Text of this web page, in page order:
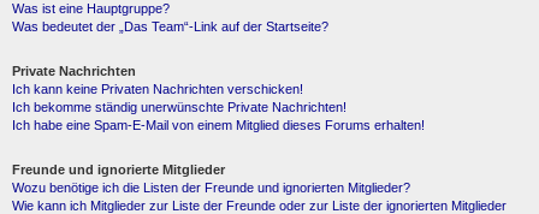
Was ist eine Hauptgruppe?
Was bedeutet der „Das Team“-Link auf der Startseite?
Private Nachrichten
Ich kann keine Privaten Nachrichten verschicken!
Ich bekomme ständig unerwünschte Private Nachrichten!
Ich habe eine Spam-E-Mail von einem Mitglied dieses Forums erhalten!
Freunde und ignorierte Mitglieder
Wozu benötige ich die Listen der Freunde und ignorierten Mitglieder?
Wie kann ich Mitglieder zur Liste der Freunde oder zur Liste der ignorierten Mitglieder